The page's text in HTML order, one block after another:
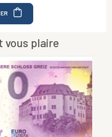
vous plaire